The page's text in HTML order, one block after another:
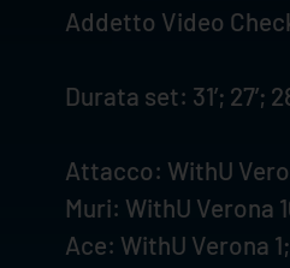
Addetto Video
Durata set: 31’; 27’;
Attacco: WithU
Muri: WithU Verona
Ace: WithU Verona